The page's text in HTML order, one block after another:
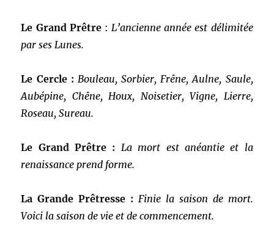
Le Grand Prêtre : L’ancienne année est délimitée
par ses Lunes.
Le Cercle : Bouleau, Sorbier, Frêne, Aulne, Saule,
Aubépine, Chêne, Houx, Noisetier, Vigne, Lierre,
Roseau, Sureau.
Le Grand Prêtre : La mort est anéantie et la
renaissance prend forme.
La Grande Prêtresse : Finie la saison de mort.
Voici la saison de vie et de commencement.